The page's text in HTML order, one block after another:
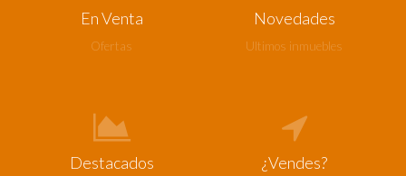
En Venta
Ofertas
Novedades
Ultimos inmuebles
Destacados ¿Vendes?